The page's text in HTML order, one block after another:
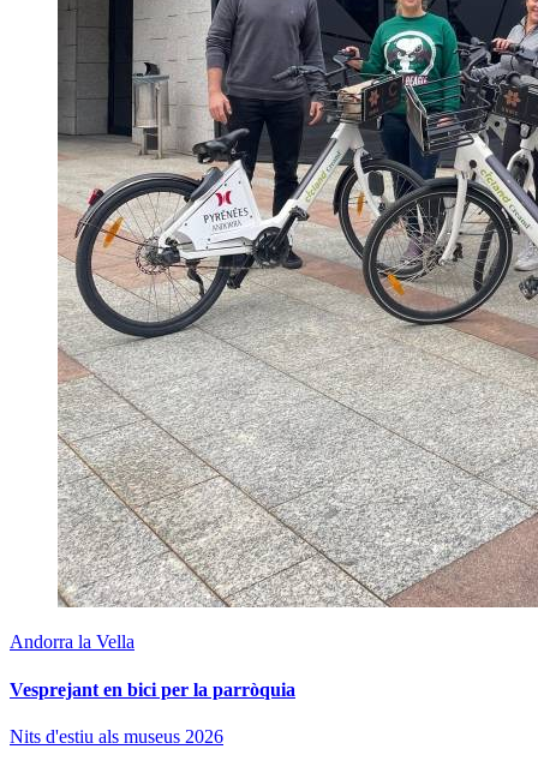
Andorra la Vella
Vesprejant en bici per la parròquia
Nits d'estiu als museus 2026